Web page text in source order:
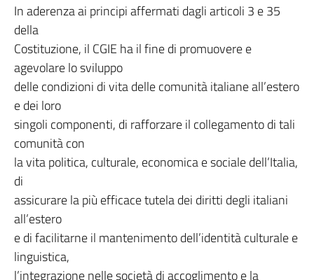
In aderenza ai principi affermati dagli articoli 3 e 35
della
Costituzione, il CGIE ha il fine di promuovere e
agevolare lo sviluppo
delle condizioni di vita delle comunità italiane all’estero
e dei loro
singoli componenti, di rafforzare il collegamento di tali
comunità con
la vita politica, culturale, economica e sociale dell’Italia,
di
assicurare la più efficace tutela dei diritti degli italiani
all’estero
e di facilitarne il mantenimento dell’identità culturale e
linguistica,
l’integrazione nelle società di accoglimento e la